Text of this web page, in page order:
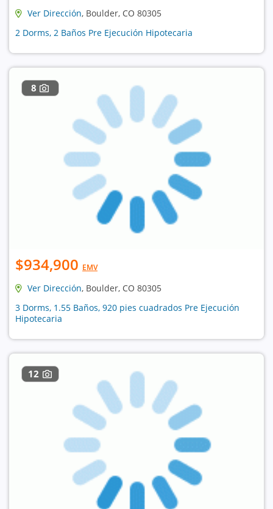
Ver Dirección, Boulder, CO 80305
2 Dorms, 2 Baños Pre Ejecución Hipotecaria
8
$934,900 EMV
Ver Dirección, Boulder, CO 80305
3 Dorms, 1.55 Baños, 920 pies cuadrados Pre Ejecución
Hipotecaria
12